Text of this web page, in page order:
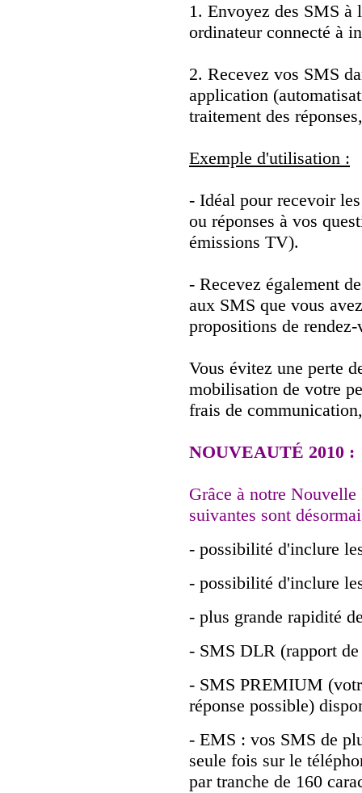
1. Envoyez des SMS à
ordinateur connecté à
2. Recevez vos SMS
application
traitement des
Exemple d'utilisation :
- Idéal pour recevoir
ou réponses à vos
émissions TV).
- Recevez également
aux SMS que vous
propositions de
Vous évitez une perte
mobilisation de votre
frais de
NOUVEAUTÉ 2010 :
Grâce à notre
suivantes sont
- possibilité d'inclure
- possibilité d'inclure
- plus grande rapidité
- SMS DLR (rapport
- SMS PREMIUM
réponse possible)
- EMS : vos SMS de
seule fois sur le
par tranche de 160